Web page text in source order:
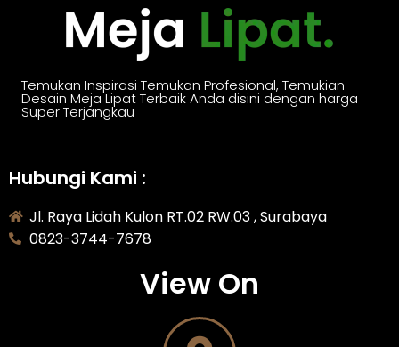
Temukan Inspirasi Temukan Profesional, Temukian
Desain Meja Lipat Terbaik Anda disini dengan harga
Super Terjangkau
Hubungi Kami :
Jl. Raya Lidah Kulon RT.02 RW.03 , Surabaya
0823-3744-7678
View On